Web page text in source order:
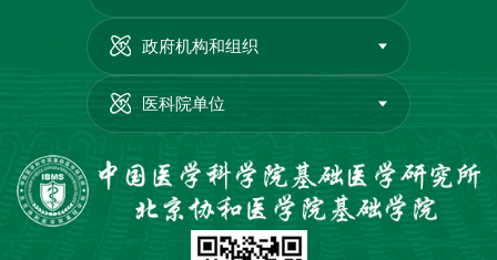
政府机构和组织
医科院单位